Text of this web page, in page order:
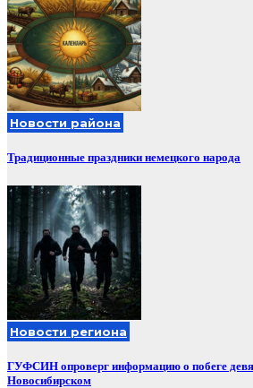
Новости района
Традиционные праздники немецкого народа
Новости региона
ГУФСИН опроверг информацию о побеге
Новосибирском